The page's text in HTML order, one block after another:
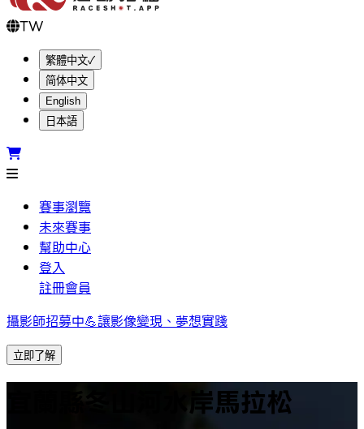
TW
繁體中文✓
简体中文
English
日本語
賽事瀏覽
未來賽事
幫助中心
登入
註冊會員
攝影師招募中💪讓影像變現、夢想實踐
立即了解
宜蘭縣冬山河水岸馬拉松